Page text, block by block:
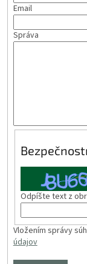
Email
Správa
Odpíšte text z
Vložením správy
údajov